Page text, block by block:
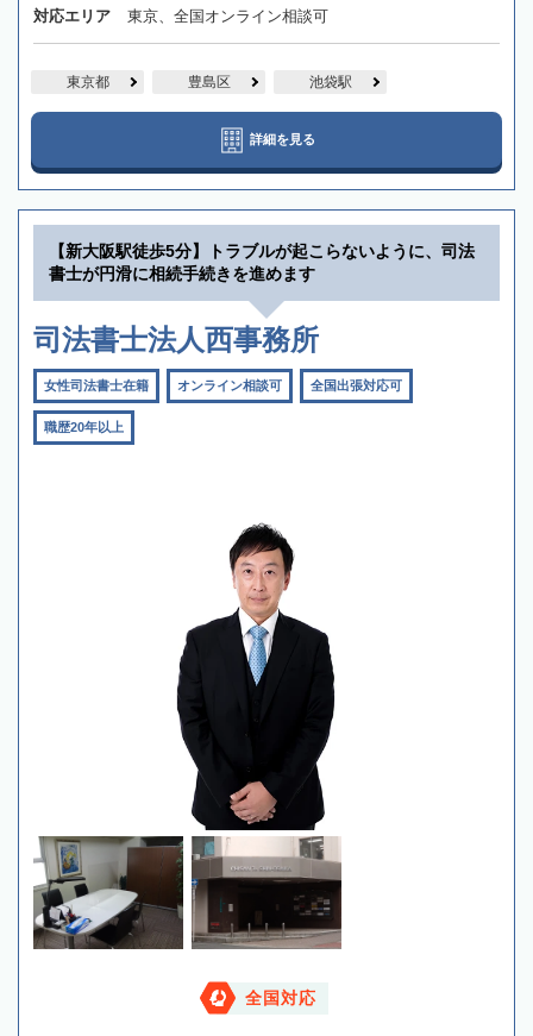
対応エリア 東京、全国オンライン相談可
東京都 豊島区 池袋駅
詳細を見る
【新大阪駅徒歩5分】トラブルが起こらないように、司法
書士が円滑に相続手続きを進めます
司法書士法人西事務所
女性司法書士在籍 オンライン相談可 全国出張対応可
職歴20年以上
全国対応